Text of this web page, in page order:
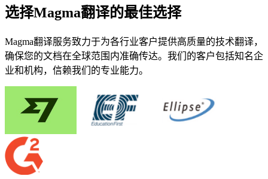
选择Magma翻译的最佳选择
Magma翻译服务致力于为各行业客户提供高质量的技术翻译，
确保您的文档在全球范围内准确传达。我们的客户包括知名企
业和机构，信赖我们的专业能力。